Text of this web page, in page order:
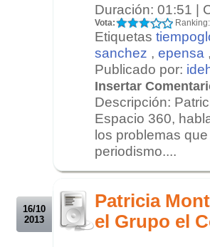
Duración: 01:51 |
Vota: Ranking:
Etiquetas
sanchez , epensa ,
Publicado por:
Insertar
Descripción:
Espacio 360,
los problemas
periodismo....
16/10
2013
Patricia
el Grupo el